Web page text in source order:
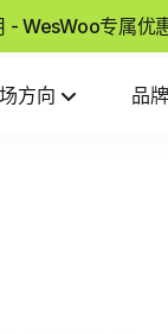
- WesWoo专属优
方向 品